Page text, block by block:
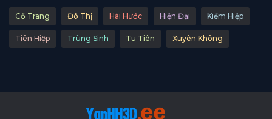
Cổ Trang Đô Thị Hài Hước Hiện Đại Kiếm Hiệp
Tiên Hiệp Trùng Sinh Tu Tiên Xuyên Không